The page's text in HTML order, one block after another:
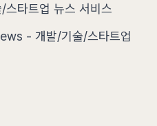
타트업 뉴스 서비스
- 개발/기술/스타트업